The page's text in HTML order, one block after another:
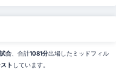
合、合計1081分出場したミッドフィル
ト しています。